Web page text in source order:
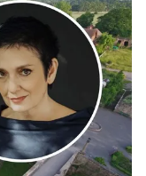
stosowały